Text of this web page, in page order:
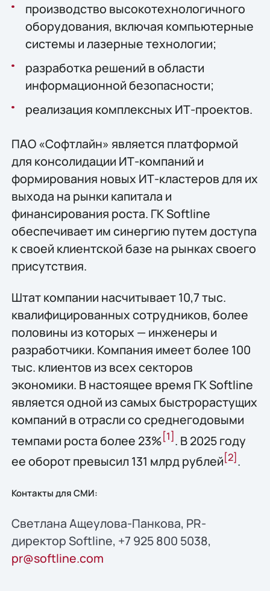
производство высокотехнологичного
оборудования, включая компьютерные
системы и лазерные технологии;
разработка решений в области
информационной безопасности;
реализация комплексных ИТ-проектов.
ПАО «Софтлайн» является платформой
для консолидации ИТ-компаний и
формирования новых ИТ-кластеров для их
выхода на рынки капитала и
финансирования роста. ГК Softline
обеспечивает им синергию путем доступа
к своей клиентской базе на рынках своего
присутствия.
Штат компании насчитывает 10,7 тыс.
квалифицированных сотрудников, более
половины из которых — инженеры и
разработчики. Компания имеет более 100
тыс. клиентов из всех секторов
экономики. В настоящее время ГК Softline
является одной из самых быстрорастущих
компаний в отрасли со среднегодовыми
темпами роста более 23% [1] . В 2025 году
ее оборот превысил 131 млрд рублей[2] .
Контакты для СМИ:
Светлана Ащеулова-Панкова, PR-
директор Softline, +7 925 800 5038,
pr@softline.com